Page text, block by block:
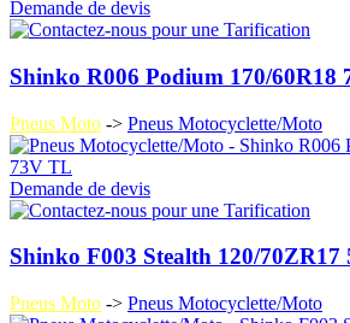
Demande de devis
Shinko R006 Podium 170/60R18
Pneus Moto -> Pneus Motocyclette/Moto
Demande de devis
Shinko F003 Stealth 120/
Pneus Moto -> Pneus Motocyclette/Moto